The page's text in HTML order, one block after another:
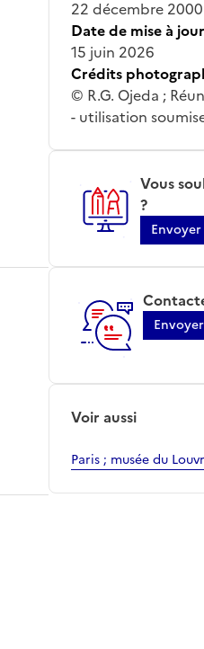
22 décembre 2000
Date de mise à jour
15 juin 2026
Crédits
© R.G. Ojeda ;
- utilisation
Vous
?
Voir aussi
Paris ; musée du